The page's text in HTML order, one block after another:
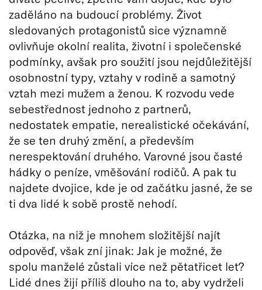
zaděláno na budoucí problémy. Život
sledovaných protagonistů sice významně
ovlivňuje okolní realita, životní i společenské
podmínky, avšak pro soužití jsou nejdůležitější
osobnostní typy, vztahy v rodině a samotný
vztah mezi mužem a ženou. K rozvodu vede
sebestřednost jednoho z partnerů,
nedostatek empatie, nerealistické očekávání,
že se ten druhý změní, a především
nerespektování druhého. Varovné jsou časté
hádky o peníze, vměšování rodičů. A pak tu
najdete dvojice, kde je od začátku jasné, že se
ti dva lidé k sobě prostě nehodí.
Otázka, na niž je mnohem složitější najít
odpověď, však zní jinak: Jak je možné, že
spolu manželé zůstali více než pětatřicet let?
Lidé dnes žijí příliš dlouho na to, aby vydrželi